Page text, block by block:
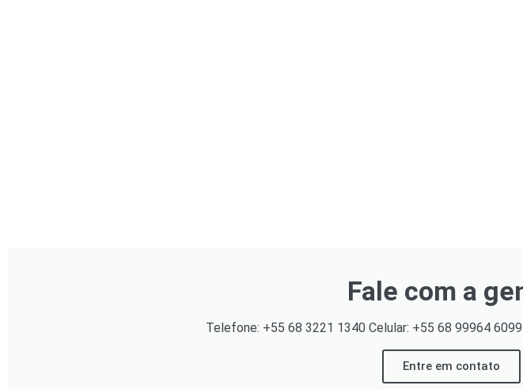
Fale com a
Telefone: +55 68 3221 1340 Celular: +55 68 99964
Entre em contato